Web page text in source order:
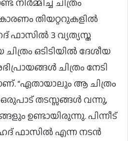
ചിത്രം
തിയറ്ററുകളിൽ
ഫാസിൽ 3 വ്യത്യസ്ത
ഒടിടിയിൽ ദേശീയ
ചിത്രം നേടി
“ഏതായാലും ആ ചിത്രം
തടസ്സങ്ങൾ വന്നു,
ഉണ്ടായിരുന്നു. പിന്നീട്
ഫാസിൽ എന്ന നടൻ